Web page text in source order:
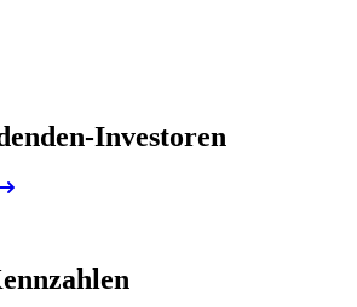
Investoren